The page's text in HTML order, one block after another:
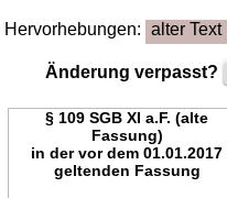
Hervorhebungen: alter Text
Änderung verpasst?
§ 109 SGB XI a.F. (alte
Fassung)
in der vor dem 01.01.2017
geltenden Fassung